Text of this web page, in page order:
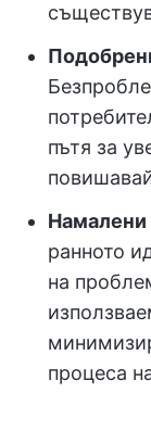
пътя за
Намалени
ранното
на
процеса